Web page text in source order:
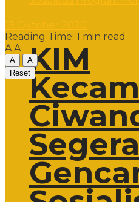
KIM
Segera
Reading Time: 1 min read
A A
A
A
Reset